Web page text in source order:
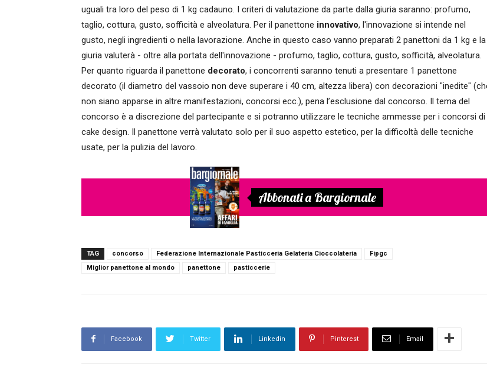
uguali tra loro del peso di 1 kg cadauno. I criteri di valutazione da parte dalla giuria saranno: profumo,
taglio, cottura, gusto, sofficità e alveolatura. Per il panettone innovativo, l'innovazione si intende nel
gusto, negli ingredienti o nella lavorazione. Anche in questo caso vanno preparati 2 panettoni da 1 kg e la
giuria valuterà - oltre alla portata dell'innovazione - profumo, taglio, cottura, gusto, sofficità, alveolatura.
Per quanto riguarda il panettone decorato, i concorrenti saranno tenuti a presentare 1 panettone
decorato (il diametro del vassoio non deve superare i 40 cm, altezza libera) con decorazioni "inedite"
non siano apparse in altre manifestazioni, concorsi ecc.), pena l’esclusione dal concorso. Il tema del
concorso è a discrezione del partecipante e si potranno utilizzare le tecniche ammesse per i concorsi di
cake design. Il panettone verrà valutato solo per il suo aspetto estetico, per la difficoltà delle tecniche
usate, per la pulizia del lavoro.
Abbonati a Bargiornale
TAG concorso Federazione Internazionale Pasticceria Gelateria Cioccolateria
Fipgc
Miglior panettone al mondo
panettone pasticcerie
Facebook Twitter Linkedin Pinterest Email